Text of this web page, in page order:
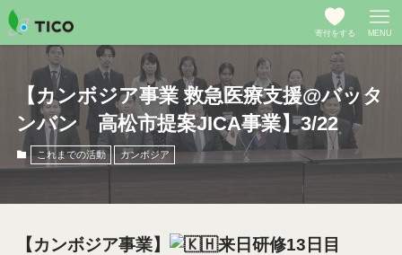
寄付をする MENU
【カンボジア事業 救急医療支援@バッタ
ンバン 高松市提案JICA事業】3/22
これまでの活動 カンボジア
【カンボジア事業】 来日研修13日目